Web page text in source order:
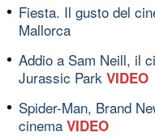
Fiesta. Il gusto del
Mallorca
Addio a Sam Neill, il
Jurassic Park VIDEO
Spider-Man, Brand
cinema VIDEO